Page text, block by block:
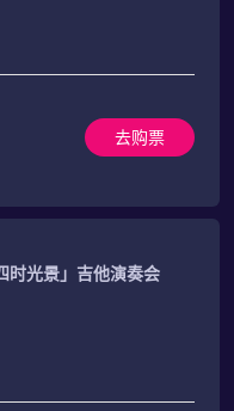
去购票
时光景」吉他演奏会